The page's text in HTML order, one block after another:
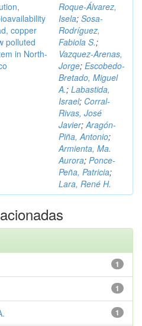
copper
polluted
in North-
Roque-Álvarez,
Isela; Sosa-
Rodríguez,
Fabiola S.;
Vazquez-Arenas,
Jorge; Escobedo-
Bretado, Miguel
A.; Labastida,
Israel; Corral-
Rivas, José
Javier;Aragón-
Piña, Antonio;
Armienta, Ma.
Aurora; Ponce-
Peña, Patricia;
Lara, René H.
1
1
1